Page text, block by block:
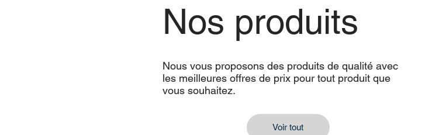
Sveji Dried mint spice
Sveji Red crushed chili
pepper spice
Sveji Oregano Spice
Frozen Chicken Margarine Plastic free paper bowl
Ovenable paper bowl
Nos produits
Nous vous proposons des produits de qualité avec
les meilleures offres de prix pour tout produit que
vous souhaitez.
Voir tout